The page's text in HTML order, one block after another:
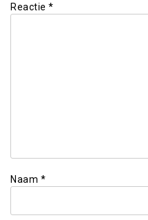
Reactie *
Naam *